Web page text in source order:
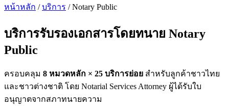
หน้าหลัก / บริการ / Notary Public
บริการรับรองเอกสารโดยทนาย Notary
Public
ครอบคลุม 8 หมวดหลัก × 25 บริการย่อย สำหรับลูกค้าชาวไทย
และชาวต่างชาติ โดย Notarial Services Attorney ผู้ได้รับใบ
อนุญาตจากสภาทนายความ